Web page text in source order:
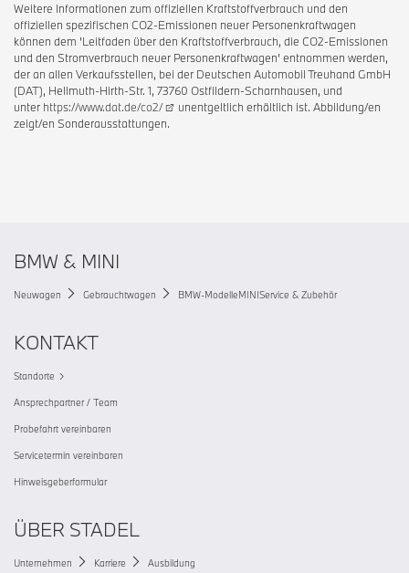
Weitere Informationen zum offiziellen Kraftstoffverbrauch und den
offiziellen spezifischen CO2-Emissionen neuer Personenkraftwagen
können dem 'Leitfaden über den Kraftstoffverbrauch, die CO2-Emissionen
und den Stromverbrauch neuer Personenkraftwagen' entnommen werden,
der an allen Verkaufsstellen, bei der Deutschen Automobil Treuhand GmbH
(DAT), Hellmuth-Hirth-Str. 1, 73760 Ostfildern-Scharnhausen, und
unter https://www.dat.de/co2/
unentgeltlich erhältlich ist. Abbildung/en
zeigt/en Sonderausstattungen.
BMW & MINI
Neuwagen Gebrauchtwagen BMW-ModelleMINIService & Zubehör
KONTAKT
Standorte
Ansprechpartner / Team
Probefahrt vereinbaren
Servicetermin vereinbaren
Hinweisgeberformular
ÜBER STADEL
Unternehmen Karriere Ausbildung